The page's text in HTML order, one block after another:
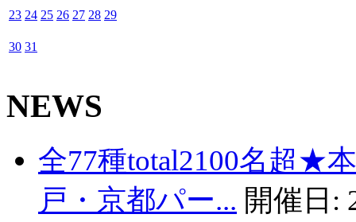
23 24 25 26 27 28 29
30 31
NEWS
全77種total2100名超★
戸・京都パー... 開催日: